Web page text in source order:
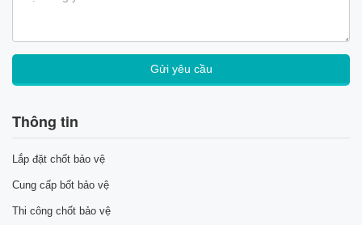
Thông tin
Lắp đặt chốt bảo vệ
Cung cấp bốt bảo vệ
Thi công chốt bảo vệ